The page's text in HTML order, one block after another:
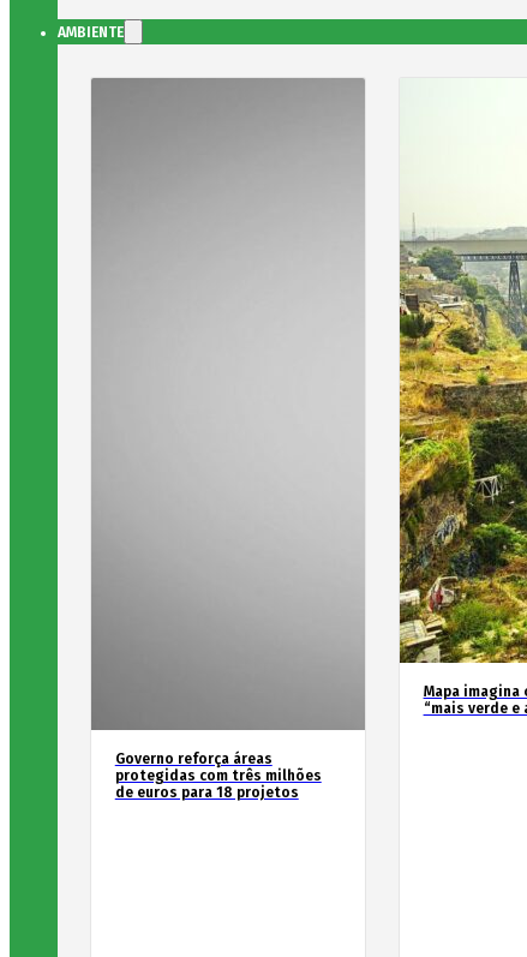
AMBIENTE
Governo reforça áreas
protegidas com três milhões
de euros para 18 projetos
Mapa
“mais verde e